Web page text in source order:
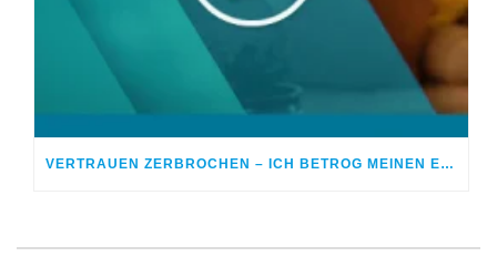
VERTRAUEN ZERBROCHEN – ICH BETROG MEINEN EHEPARTNER